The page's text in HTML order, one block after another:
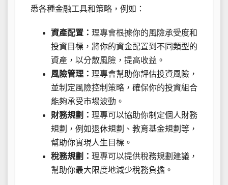
悉各種金融工具和策略，例如：
資產配置： 理專會根據你的風險承受度和
投資目標，將你的資金配置到不同類型的
資產，以分散風險，提高收益。
風險管理： 理專會幫助你評估投資風險，
並制定風險控制策略，確保你的投資組合
能夠承受市場波動。
財務規劃： 理專可以協助你制定個人財務
規劃，例如退休規劃、教育基金規劃等，
幫助你實現人生目標。
稅務規劃： 理專可以提供稅務規劃建議，
幫助你最大限度地減少稅務負擔。